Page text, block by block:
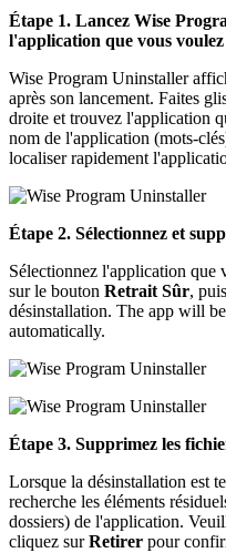
Étape 1. Lancez Wise
l'application que vous
Wise Program Uninstaller
après son lancement. Faites
droite et trouvez l'application
nom de l'application (mots-
localiser rapidement
Étape 2. Sélectionnez et
Sélectionnez l'application que
sur le bouton Retrait Sûr,
désinstallation. The app will
automatically.
Étape 3. Supprimez les
Lorsque la désinstallation est
recherche les éléments
dossiers) de l'application.
cliquez surRetirer pour